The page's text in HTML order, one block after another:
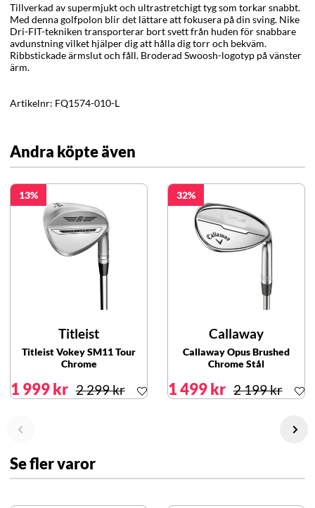
Tillverkad av supermjukt och ultrastretchigt tyg som torkar snabbt.
Med denna golfpolon blir det lättare att fokusera på din sving. Nike
Dri-FIT-tekniken transporterar bort svett från huden för snabbare
avdunstning vilket hjälper dig att hålla dig torr och bekväm.
Ribbstickade ärmslut och fåll. Broderad Swoosh-logotyp på vänster
ärm.
Artikelnr: FQ1574-010-L
Andra köpte även
13
Titleist
Titleist Vokey SM11 Tour
Chrome
1 999 kr 2 299 kr
32
Callaway
Callaway Opus Brushed
Chrome Stål
1 499 kr 2 199 kr
Se fler varor